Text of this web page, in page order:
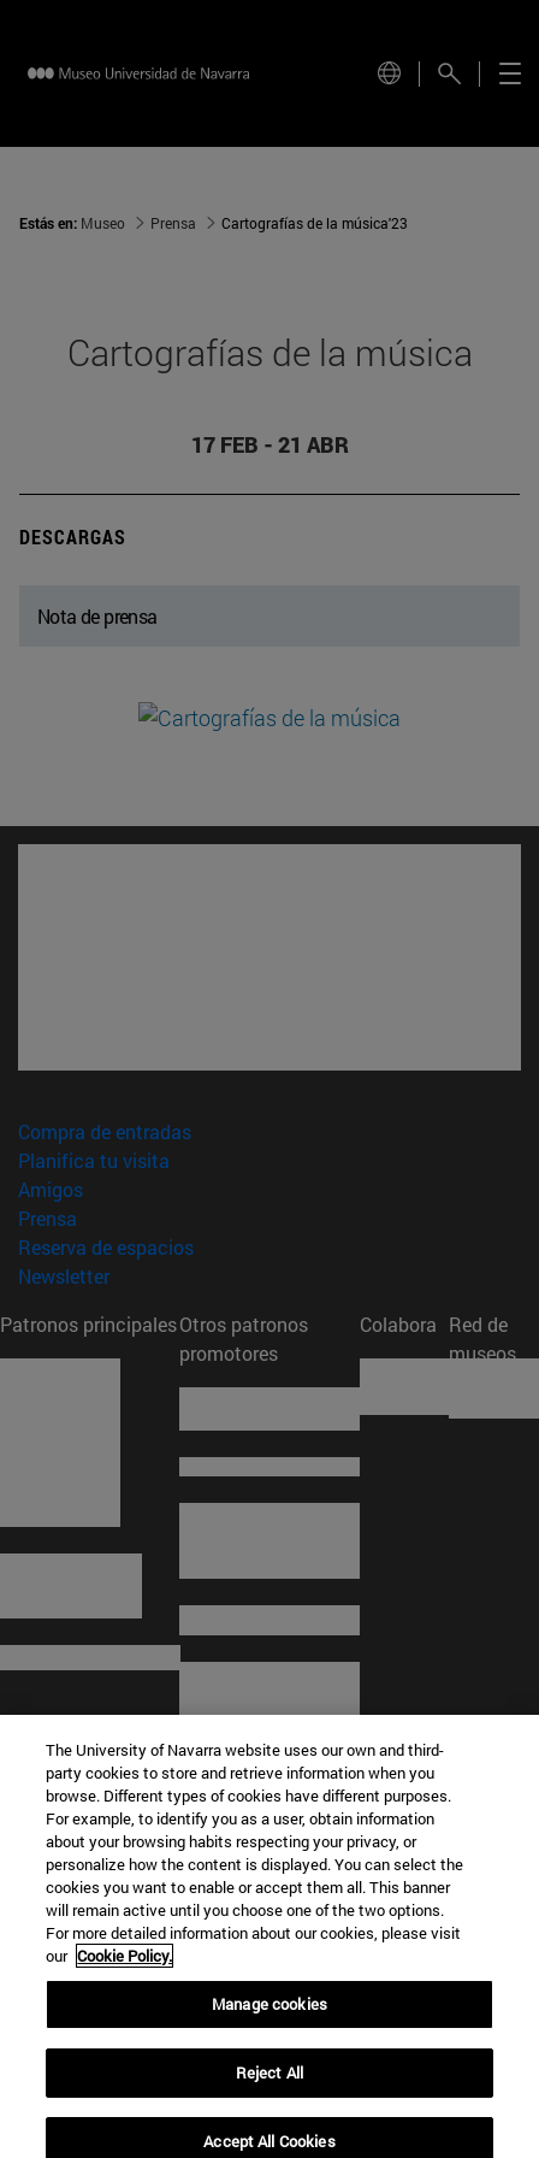
Estás en: Museo Prensa Cartografías de la música'23
Cartografías de la música
17 FEB - 21 ABR
DESCARGAS
Nota de prensa
Compra de entradas(abre en nueva ventana)
Planifica tu visita
Amigos(abre en nueva ventana)
Prensa
Reserva de espacios(abre en nueva ventana)
Newsletter(abre en nueva ventana)
Patronos principalesOtros patronos
promotores
Colabora Red de
museos
© Universidad de Navarra
Información legal
Términos y condiciones
Accesibilidad
Configuración de cookies
Localizador de campus
The University of Navarra website uses our own and third-
party cookies to store and retrieve information when you
browse. Different types of cookies have different purposes.
For example, to identify you as a user, obtain information
about your browsing habits respecting your privacy, or
personalize how the content is displayed. You can select the
cookies you want to enable or accept them all. This banner
will remain active until you choose one of the two options.
For more detailed information about our cookies, please visit
our Cookie Policy.
Manage cookies
Reject All
Accept All Cookies